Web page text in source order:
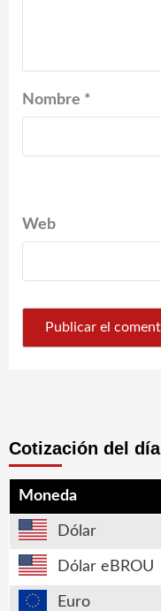
Nombre *
Web
Cotización del día
Moneda
Dólar
Dólar eBROU
Euro